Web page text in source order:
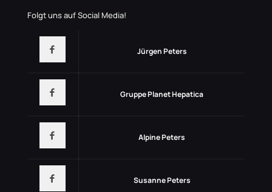
Folgt uns auf Social Media!
Jürgen Peters
Gruppe Planet Hepatica
Alpine Peters
Susanne Peters